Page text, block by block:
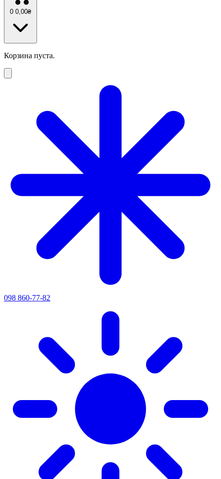
0 0 ,00₴
Корзина пуста.
098 860-77-82